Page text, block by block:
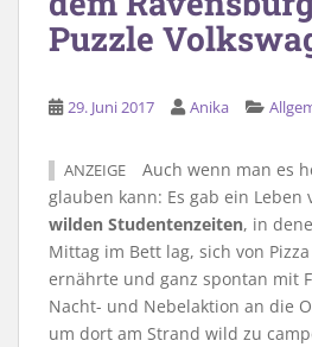
Puzzle
29. Juni 2017 Anika
ANZEIGE
Auch wenn man es
glauben kann: Es gab ein Leben
wilden Studentenzeiten, in
Mittag im Bett lag, sich von
ernährte und ganz spontan mit
Nacht- und Nebelaktion an die
um dort am Strand wild zu